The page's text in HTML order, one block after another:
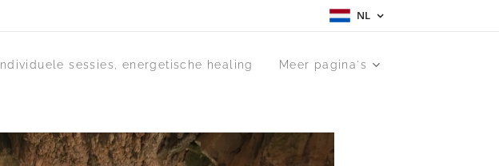
NL
Individuele sessies, energetische healing Meer pagina's